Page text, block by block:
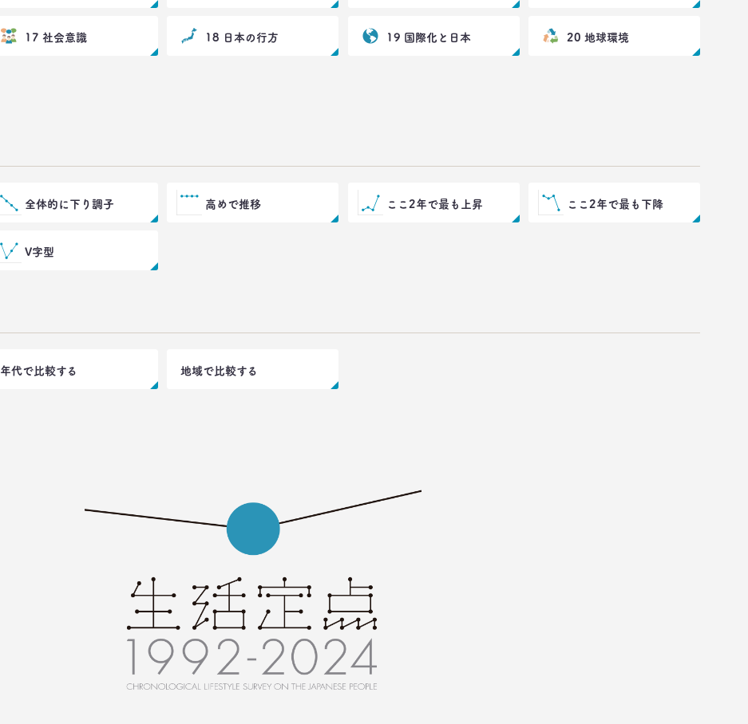
17 社会意識 18 日本の行方 19 国際化と日本 20 地球環境
全体的に下り調子 高めで推移 ここ2年で最も上昇 ここ2年で最も下降
V字型
年代で比較する 地域で比較する